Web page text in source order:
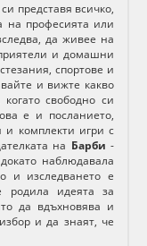
си представя всичко,
на професията или
да живее на
и домашни
спортове и
и вижте какво
свободно си
е и посланието,
и комплекти игри с
на Барби -
наблюдавала
и изследването е
родила идеята за
да вдъхновява и
и да знаят, че